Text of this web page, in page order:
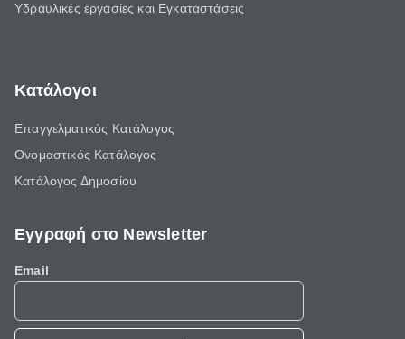
Υδραυλικές εργασίες και Εγκαταστάσεις
Κατάλογοι
Επαγγελματικός Κατάλογος
Ονομαστικός Κατάλογος
Κατάλογος Δημοσίου
Εγγραφή στο Newsletter
Email